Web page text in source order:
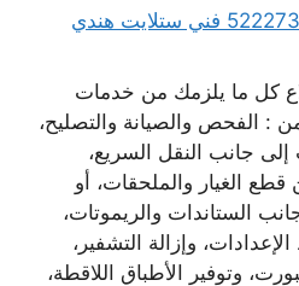
فني ستلايت المطلاع 52227330 فني ستلايت هندي
كل ما يلزمك من خدمات
: الفحص والصيانة والتصليح،
جانب النقل السريع،
قطع الغيار والملحقات، أو
الستاندات والريموتات،
وإزالة التشفير،
وتوفير الأطباق اللاقطة،